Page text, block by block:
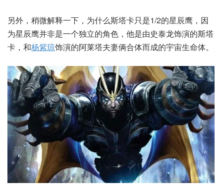
另外，稍微解释一下，为什么斯塔卡只是1/2的星辰鹰，因
为星辰鹰并非是一个独立的角色，他是由史泰龙饰演的斯塔
卡，和杨紫琼饰演的阿莱塔夫妻俩合体而成的宇宙生命体。